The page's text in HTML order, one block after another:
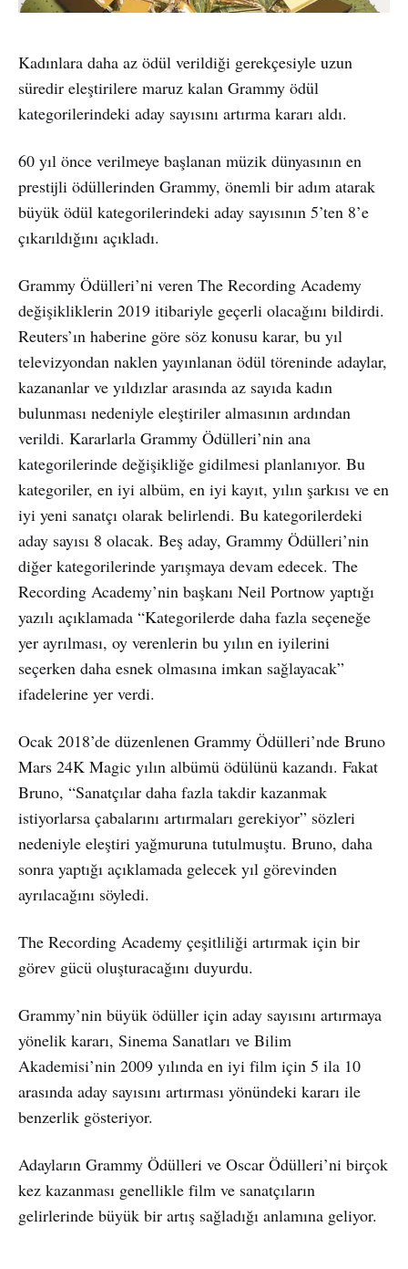
Kadınlara daha az ödül verildiği gerekçesiyle uzun
süredir eleştirilere maruz kalan Grammy ödül
kategorilerindeki aday sayısını artırma kararı aldı.
60 yıl önce verilmeye başlanan müzik dünyasının en
prestijli ödüllerinden Grammy, önemli bir adım atarak
büyük ödül kategorilerindeki aday sayısının 5’ten 8’e
çıkarıldığını açıkladı.
Grammy Ödülleri’ni veren The Recording Academy
değişikliklerin 2019 itibariyle geçerli olacağını bildirdi.
Reuters’ın haberine göre söz konusu karar, bu yıl
televizyondan naklen yayınlanan ödül töreninde adaylar,
kazananlar ve yıldızlar arasında az sayıda kadın
bulunması nedeniyle eleştiriler almasının ardından
verildi. Kararlarla Grammy Ödülleri’nin ana
kategorilerinde değişikliğe gidilmesi planlanıyor. Bu
kategoriler, en iyi albüm, en iyi kayıt, yılın şarkısı ve en
iyi yeni sanatçı olarak belirlendi. Bu kategorilerdeki
aday sayısı 8 olacak. Beş aday, Grammy Ödülleri’nin
diğer kategorilerinde yarışmaya devam edecek. The
Recording Academy’nin başkanı Neil Portnow yaptığı
yazılı açıklamada “Kategorilerde daha fazla seçeneğe
yer ayrılması, oy verenlerin bu yılın en iyilerini
seçerken daha esnek olmasına imkan sağlayacak”
ifadelerine yer verdi.
Ocak 2018’de düzenlenen Grammy Ödülleri’nde Bruno
Mars 24K Magic yılın albümü ödülünü kazandı. Fakat
Bruno, “Sanatçılar daha fazla takdir kazanmak
istiyorlarsa çabalarını artırmaları gerekiyor” sözleri
nedeniyle eleştiri yağmuruna tutulmuştu. Bruno, daha
sonra yaptığı açıklamada gelecek yıl görevinden
ayrılacağını söyledi.
The Recording Academy çeşitliliği artırmak için bir
görev gücü oluşturacağını duyurdu.
Grammy’nin büyük ödüller için aday sayısını artırmaya
yönelik kararı, Sinema Sanatları ve Bilim
Akademisi’nin 2009 yılında en iyi film için 5 ila 10
arasında aday sayısını artırması yönündeki kararı ile
benzerlik gösteriyor.
Adayların Grammy Ödülleri ve Oscar Ödülleri’ni birçok
kez kazanması genellikle film ve sanatçıların
gelirlerinde büyük bir artış sağladığı anlamına geliyor.